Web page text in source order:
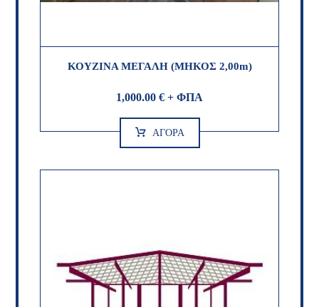
ΚΟΥΖΙΝΑ ΜΕΓΑΛΗ (ΜΗΚΟΣ 2,00m)
1,000.00 € + ΦΠΑ
ΑΓΟΡΑ